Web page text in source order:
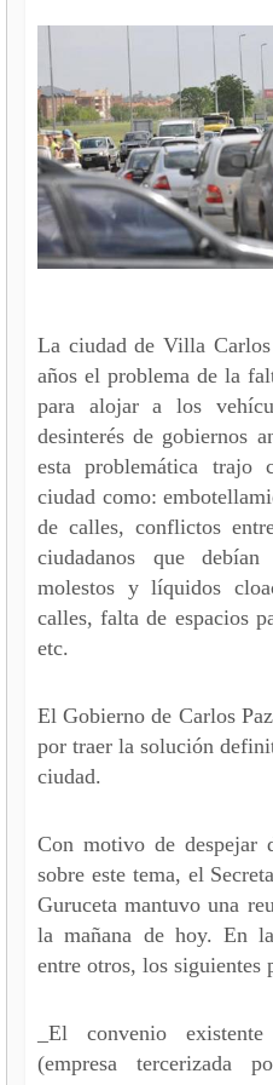
La ciudad de Villa
años el problema de la
para alojar a los
desinterés de gobiernos
esta problemática trajo
ciudad como:
de calles, conflictos
ciudadanos que
molestos y líquidos
calles, falta de espacios
etc.
El Gobierno de Carlos
por traer la solución
ciudad.
Con motivo de despejar
sobre este tema, el
Guruceta mantuvo una
la mañana de hoy. En
entre otros, los siguientes
_El convenio
(empresa